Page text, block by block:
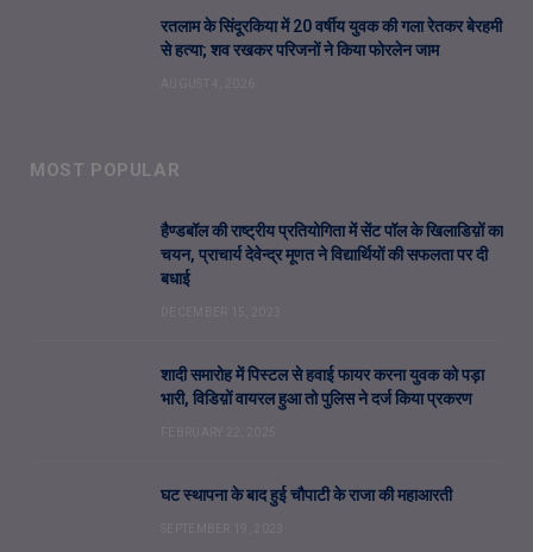
रतलाम के सिंदूरकिया में 20 वर्षीय युवक की गला रेतकर बेरहमी
से हत्या; शव रखकर परिजनों ने किया फोरलेन जाम
MOST POPULAR
हैण्डबॉल की राष्ट्रीय प्रतियोगिता में सेंट पॉल के खिलाडिय़ों का
चयन, प्राचार्य देवेन्द्र मूणत ने विद्यार्थियों की सफलता पर दी
बधाई
शादी समारोह में पिस्टल से हवाई फायर करना युवक को पड़ा
भारी, विडिय़ों वायरल हुआ तो पुलिस ने दर्ज किया प्रकरण
घट स्थापना के बाद हुई चौपाटी के राजा की महाआरती